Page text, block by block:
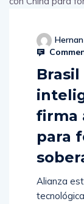
firma
para
Alianza